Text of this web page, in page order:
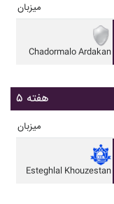
میزبان
Chadormalo Ardakan
هفته ۵
میزبان
Esteghlal Khouzestan